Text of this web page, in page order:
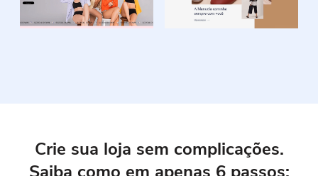
Crie sua loja sem complicações.